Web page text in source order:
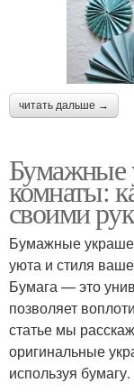
читать дальше →
Бумажные
комнаты:
своими
Бумажные
уюта и стиля
Бумага — это
позволяет
статье мы
оригинальные
используя бумагу.